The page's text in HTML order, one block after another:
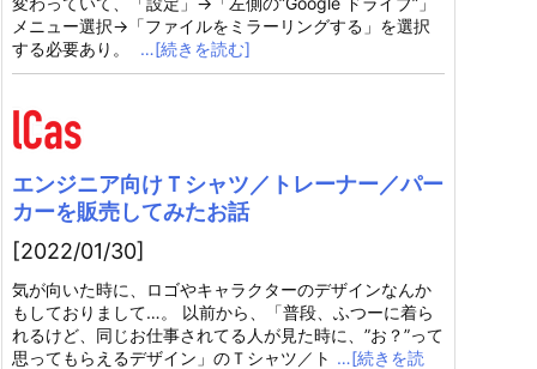
メニュー選択→「ファイルをミラーリングする」を選択
する必要あり。
…[続きを読む]
エンジニア向けＴシャツ／トレーナー／パー
カーを販売してみたお話
[2022/01/30]
気が向いた時に、ロゴやキャラクターのデザインなんか
もしておりまして…。 以前から、「普段、ふつーに着ら
れるけど、同じお仕事されてる人が見た時に、”お？”って
思ってもらえるデザイン」のＴシャツ／ト …[続きを読